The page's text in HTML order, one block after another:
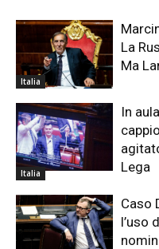
Italia
La
Ma
Italia
In
Lega
Caso
l’uso